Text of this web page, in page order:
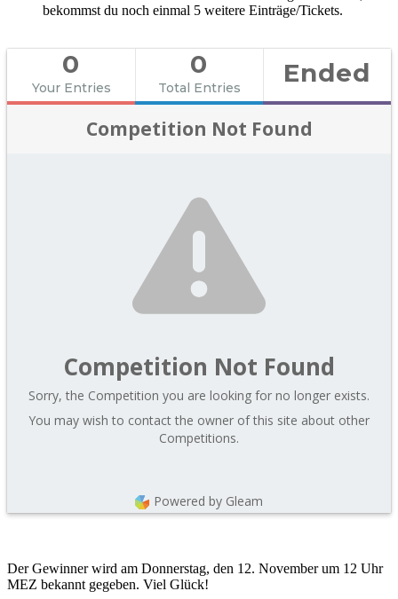
bekommst du noch einmal 5 weitere Einträge/Tickets.
0
Your Entries
0
Total Entries Ended
Competition Not Found
Competition Not Found
Sorry, the Competition you are looking for no longer exists.
You may wish to contact the owner of this site about other
Competitions.
Powered by Gleam
Der Gewinner wird am Donnerstag, den 12. November um 12 Uhr
MEZ bekannt gegeben. Viel Glück!